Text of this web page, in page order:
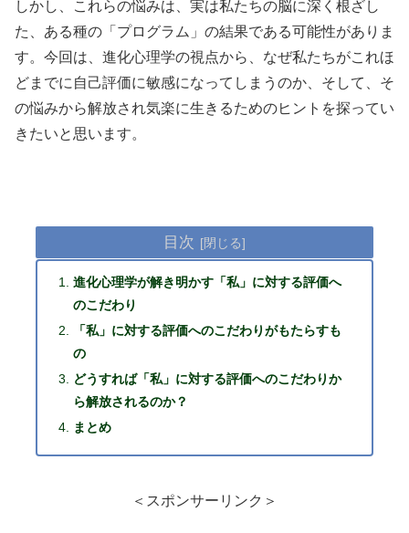
しかし、これらの悩みは、実は私たちの脳に深く根ざし
た、ある種の「プログラム」の結果である可能性がありま
す。今回は、進化心理学の視点から、なぜ私たちがこれほ
どまでに自己評価に敏感になってしまうのか、そして、そ
の悩みから解放され気楽に生きるためのヒントを探ってい
きたいと思います。
目次
進化心理学が解き明かす「私」に対する評価へ
のこだわり
「私」に対する評価へのこだわりがもたらすも
の
どうすれば「私」に対する評価へのこだわりか
ら解放されるのか？
まとめ
＜スポンサーリンク＞